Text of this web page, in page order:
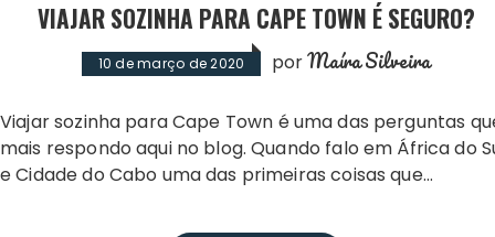
VIAJAR SOZINHA PARA CAPE TOWN É SEGURO?
10 de março de 2020 porMaíra Silveira
Viajar sozinha para Cape Town é uma das perguntas que
mais respondo aqui no blog. Quando falo em África do
e Cidade do Cabo uma das primeiras coisas que…